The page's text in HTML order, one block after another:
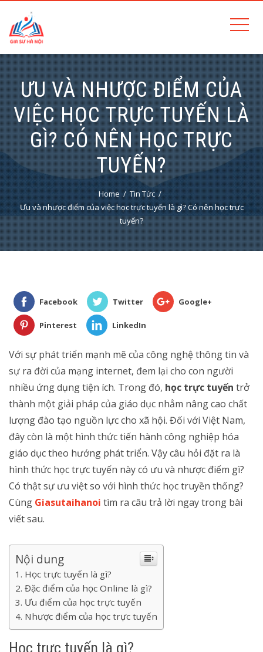
ƯU VÀ NHƯỢC ĐIỂM CỦA
VIỆC HỌC TRỰC TUYẾN LÀ
GÌ? CÓ NÊN HỌC TRỰC
TUYẾN?
Home
Tin Tức
Ưu và nhược điểm của việc học trực tuyến là gì? Có nên học trực
tuyến?
Facebook Twitter Google+
Pinterest LinkedIn
Với sự phát triển mạnh mẽ của công nghệ thông tin và
sự ra đời của mạng internet, đem lại cho con người
nhiều ứng dụng tiện ích. Trong đó, học trực tuyến trở
thành một giải pháp của giáo dục nhẳm nâng cao chất
lượng đào tạo nguồn lực cho xã hội. Đối với Việt Nam,
đây còn là một hình thức tiến hành công nghiệp hóa
giáo dục theo hướng phát triển. Vậy câu hỏi đặt ra là
hình thức học trực tuyến này có ưu và nhược điểm gì?
Có thật sự ưu việt so với hình thức học truyền thống?
Cùng Giasutaihanoi tìm ra câu trả lời ngay trong bài
viết sau.
Nội dung
Học trực tuyến là gì?
Đặc điểm của học Online là gì?
Ưu điểm của học trực tuyến
Nhược điểm của học trực tuyến
Học trực tuyến là gì?